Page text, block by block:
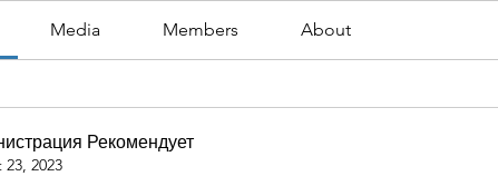
Media Members About
Рекомендует
2023